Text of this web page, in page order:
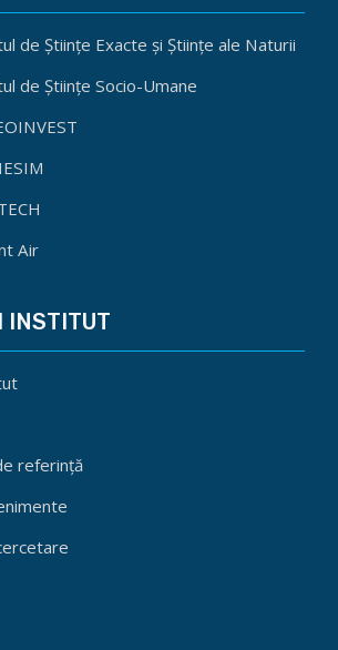
de Științe Exacte și Științe ale Naturii
de Științe Socio-Umane
Air
INSTITUT
referință